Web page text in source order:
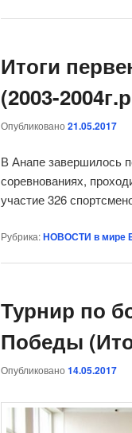
Итоги
(2003-
Опубликовано 21.05.2017
В Анапе завершилось
соревнованиях,
участие 326
Рубрика:НОВОСТИ в мире
Турнир по
Победы
Опубликовано 14.05.2017